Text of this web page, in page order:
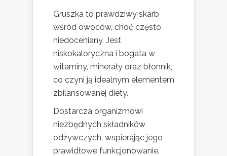
Gruszka to prawdziwy skarb
wśród owoców, choć często
niedoceniany. Jest
niskokaloryczna i bogata w
witaminy, minerały oraz błonnik,
co czyni ją idealnym elementem
zbilansowanej diety.
Dostarcza organizmowi
niezbędnych składników
odżywczych, wspierając jego
prawidłowe funkcjonowanie.